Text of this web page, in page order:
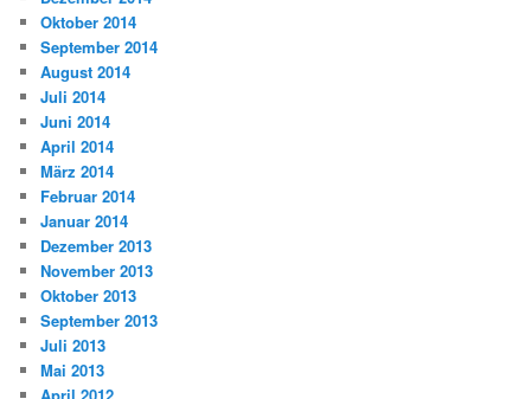
Oktober 2014
September 2014
August 2014
Juli 2014
Juni 2014
April 2014
März 2014
Februar 2014
Januar 2014
Dezember 2013
November 2013
Oktober 2013
September 2013
Juli 2013
Mai 2013